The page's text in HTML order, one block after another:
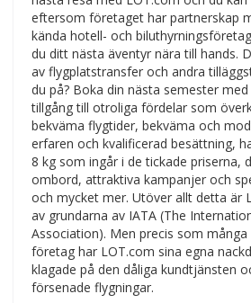
eftersom företaget har partnerskap
kända hotell- och
du ditt nästa äventyr nära till hands.
av flygplatstransfer och andra
du på? Boka din nästa semester
tillgång till otroliga fördelar som
bekväma flygtider, bekväma och
erfaren och kvalificerad besättning,
8 kg som ingår i de tickade priserna,
ombord, attraktiva kampanjer och
och mycket mer. Utöver allt detta är
av grundarna av IATA (The
Association). Men precis som många
företag har LOT.com sina egna
klagade på den dåliga kundtjänsten
försenade flygningar.